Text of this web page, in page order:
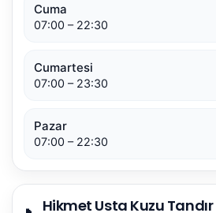
Cuma
07:00 – 22:30
Cumartesi
07:00 – 23:30
Pazar
07:00 – 22:30
Hikmet Usta Kuzu